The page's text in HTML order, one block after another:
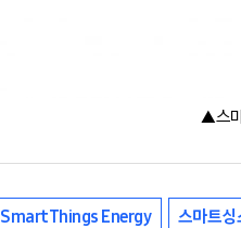
▲스
SmartThings Energy 스마트싱